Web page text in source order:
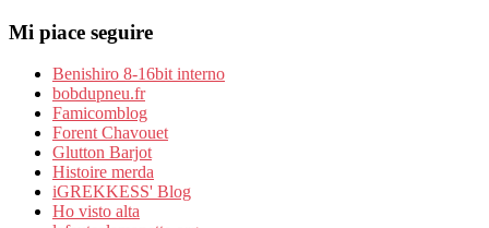
Mi piace seguire
Benishiro 8-16bit interno
bobdupneu.fr
Famicomblog
Forent Chavouet
Glutton Barjot
Histoire merda
iGREKKESS' Blog
Ho visto alta